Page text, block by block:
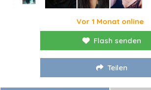
Vor 1 Monat online
Flash senden
Teilen